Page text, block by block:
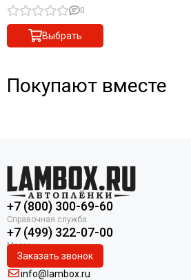
0
Выбрать
Покупают вместе
+7 (800) 300-69-60
+7 (499) 322-07-00
Заказать звонок
info@lambox.ru